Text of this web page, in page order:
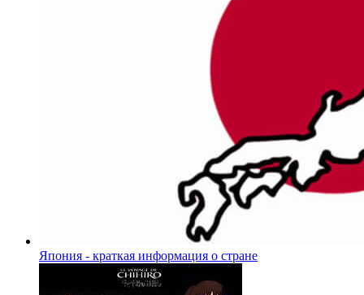
Япония - краткая информация о стране